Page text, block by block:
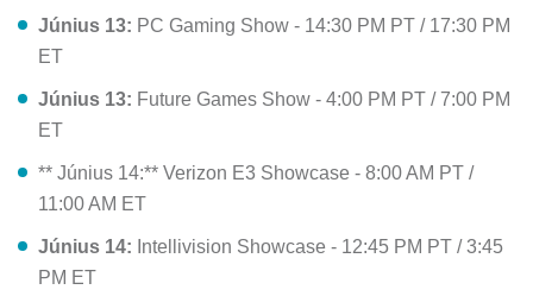
Június 13: PC Gaming Show - 14:30 PM PT / 17:30 PM
ET
Június 13: Future Games Show - 4:00 PM PT / 7:00 PM
ET
** Június 14:** Verizon E3 Showcase - 8:00 AM PT /
11:00 AM ET
Június 14: Intellivision Showcase - 12:45 PM PT / 3:45
PM ET